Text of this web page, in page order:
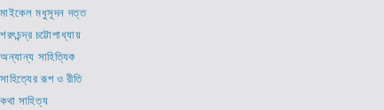
মাইকেল মধুসূদন দত্ত
শরৎচন্দ্র চট্টোপাধ্যায়
অন্যান্য সাহিত্যিক
সাহিত্যের রূপ ও রীতি
কথা সাহিত্য